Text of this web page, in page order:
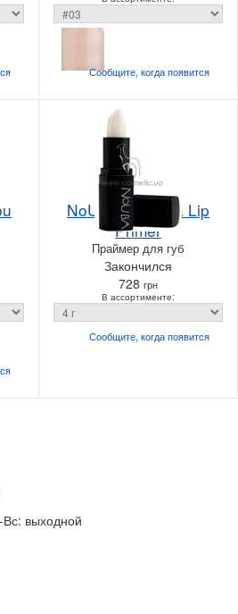
Сообщите, когдапоявится
NoUBA Perfecta Lip
Primer
Праймер для губ
Закончился
728 грн
В ассортименте:
Сообщите, когдапоявится
выходной